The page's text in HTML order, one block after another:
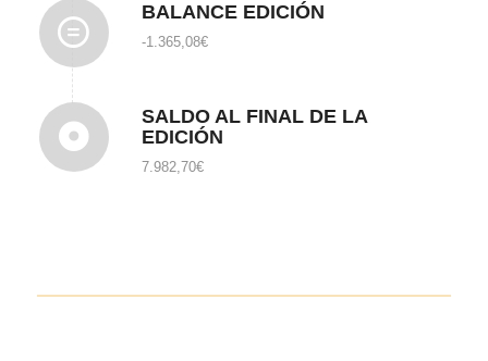
BALANCE EDICIÓN
-1.365,08€
SALDO AL FINAL DE LA
EDICIÓN
7.982,70€